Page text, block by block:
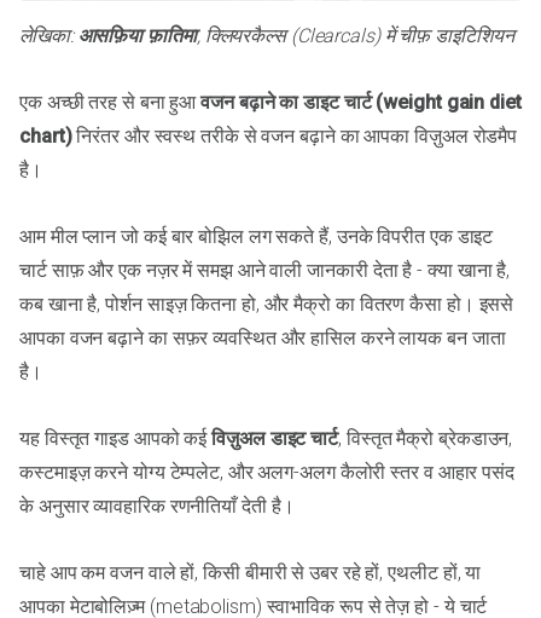
लेखिका: आसफ़िया फ़ातिमा, क्लियरकैल्स (Clearcals) में चीफ़ डाइटिशियन
एक अच्छी तरह से बना हुआवजन बढ़ाने का डाइट चार्ट (weight gain diet
chart)निरंतर और स्वस्थ तरीके से वजन बढ़ाने का आपका विज़ुअल रोडमैप
है।
आम मील प्लान जो कई बार बोझिल लग सकते हैं, उनके विपरीत एक डाइट
चार्ट साफ़ और एक नज़र में समझ आने वाली जानकारी देता है - क्या खाना है,
कब खाना है, पोर्शन साइज़ कितना हो, और मैक्रो का वितरण कैसा हो। इससे
आपका वजन बढ़ाने का सफ़र व्यवस्थित और हासिल करने लायक बन जाता
है।
यह विस्तृत गाइड आपको कईविज़ुअल डाइट चार्ट, विस्तृत मैक्रो ब्रेकडाउन,
कस्टमाइज़ करने योग्य टेम्पलेट, और अलग-अलग कैलोरी स्तर व आहार पसंद
के अनुसार व्यावहारिक रणनीतियाँ देती है।
चाहे आप कम वजन वाले हों, किसी बीमारी से उबर रहे हों, एथलीट हों, या
आपका मेटाबोलिज़्म (metabolism) स्वाभाविक रूप से तेज़ हो - ये चार्ट